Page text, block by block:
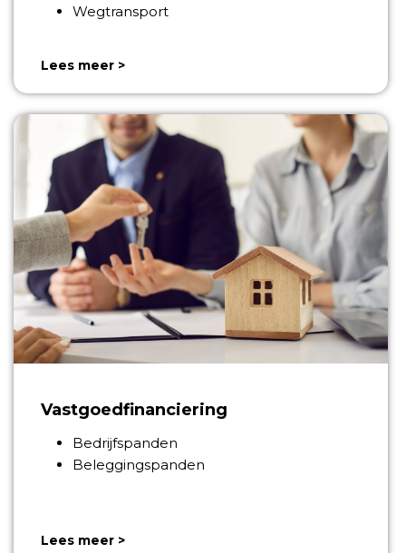
Wegtransport
Lees meer >
Vastgoedfinanciering
Bedrijfspanden
Beleggingspanden
Lees meer >